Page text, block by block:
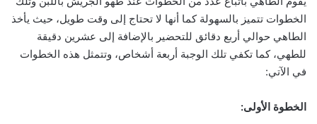
الخطوات تتميز بالسهولة كما أنها لا تحتاج إلى وقت طويل، حيث يأخذ
الطاهي حوالي أربع دقائق للتحضير بالإضافة إلى عشرين دقيقة
للطهي، كما تكفي تلك الوجبة أربعة أشخاص، وتتمثل هذه الخطوات
في الآتي:
الخطوة الأولى: